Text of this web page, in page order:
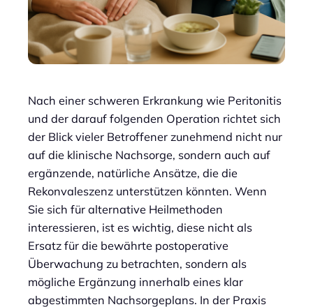
Nach einer schweren Erkrankung wie Peritonitis
und der darauf folgenden Operation richtet sich
der Blick vieler Betroffener zunehmend nicht nur
auf die klinische Nachsorge, sondern auch auf
ergänzende, natürliche Ansätze, die die
Rekonvaleszenz unterstützen könnten. Wenn
Sie sich für alternative Heilmethoden
interessieren, ist es wichtig, diese nicht als
Ersatz für die bewährte postoperative
Überwachung zu betrachten, sondern als
mögliche Ergänzung innerhalb eines klar
abgestimmten Nachsorgeplans. In der Praxis